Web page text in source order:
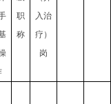
职
称
入治
疗）
岗